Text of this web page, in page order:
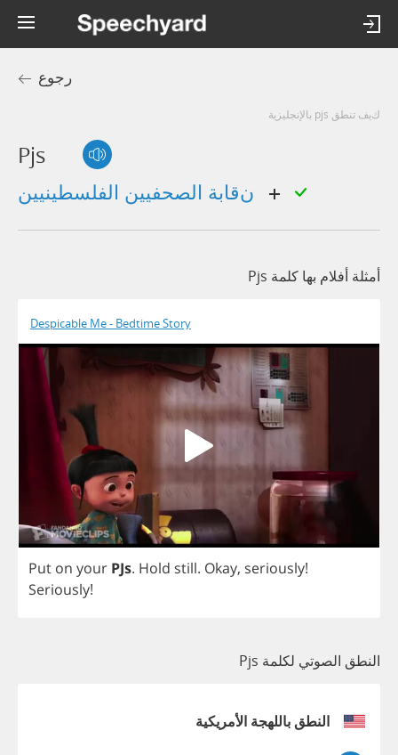
رجوع
كيف تنطق pjs بالإنجليزية
Pjs
أمثلة أفلام بها كلمة Pjs
Despicable Me - Bedtime Story
Put on your PJs. Hold still. Okay, seriously!
Seriously!
النطق الصوتي لكلمة Pjs
النطق باللهجة الأمريكية